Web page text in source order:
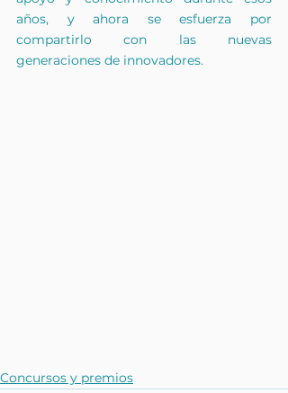
años, y ahora se esfuerza por
compartirlo con las nuevas
generaciones de innovadores.
Concursos y premios